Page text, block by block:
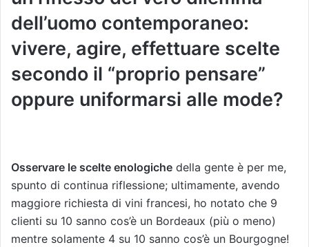
dell’uomo contemporaneo:
vivere, agire, effettuare scelte
secondo il “proprio pensare”
oppure uniformarsi alle mode?
Osservare le scelte enologiche della gente è per me,
spunto di continua riflessione; ultimamente, avendo
maggiore richiesta di vini francesi, ho notato che 9
clienti su 10 sanno cos’è un Bordeaux (più o meno)
mentre solamente 4 su 10 sanno cos’è un Bourgogne!